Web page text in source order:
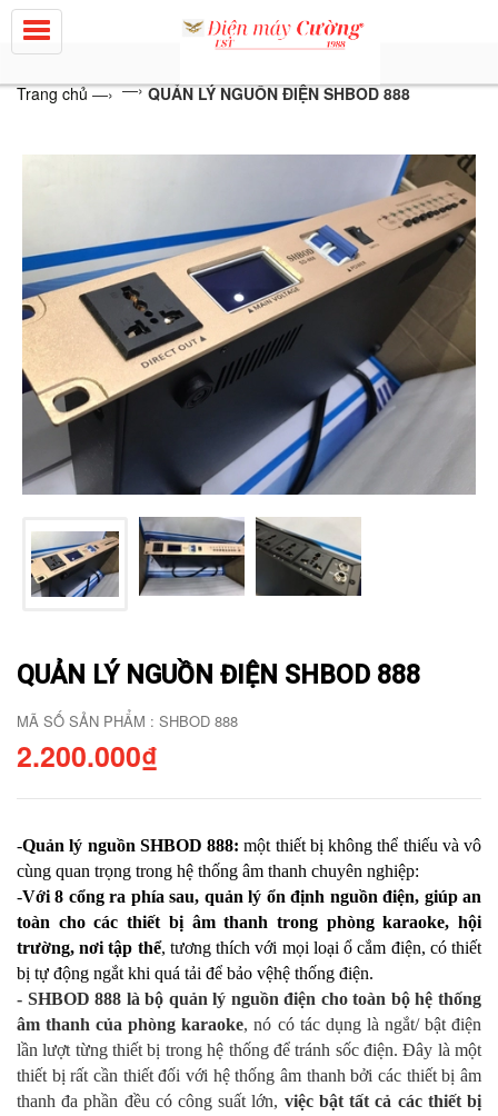
Trang chủ—› —› QUẢN LÝ NGUỒN ĐIỆN SHBOD 888
QUẢN LÝ NGUỒN ĐIỆN SHBOD 888
MÃ SỐ SẢN PHẨM : SHBOD 888
2.200.000₫
-Quản lý nguồn SHBOD 888: một thiết bị không thể thiếu và vô
cùng quan trọng trong hệ thống âm thanh chuyên nghiệp:
-Với 8 cổng ra phía sau, quản lý ổn định nguồn điện, giúp an
toàn cho các thiết bị âm thanh trong phòng karaoke, hội
trường, nơi tập thể, tương thích với mọi loại ổ cắm điện, có thiết
bị tự động ngắt khi quá tải để bảo vệhệ thống điện.
- SHBOD 888 là bộ quản lý nguồn điện cho toàn bộ hệ thống
âm thanh của phòng karaoke, nó có tác dụng là ngắt/ bật điện
lần lượt từng thiết bị trong hệ thống để tránh sốc điện. Đây là một
thiết bị rất cần thiết đối với hệ thống âm thanh bởi các thiết bị âm
thanh đa phần đều có công suất lớn, việc bật tất cả các thiết bị